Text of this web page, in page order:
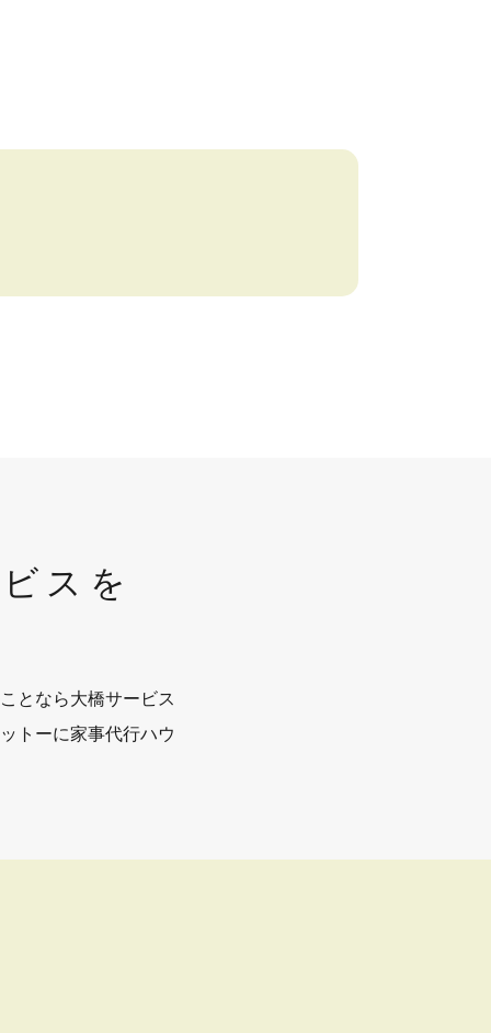
スを
となら大橋サービス
トーに家事代行ハウ